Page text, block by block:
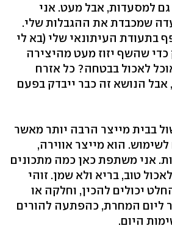
גם למסעדות, אבל מעט. אני
שמכבדת את ההגבלות שלי.
בתעודת העיתונאי שלי (בא לי
כדי שהשף יזוז מעט מהיצירה
לאכול בבטחה? כל אזרח
אבל הנושא זה כבר ייבדק בפעם
בבית מייצר הרבה יותר מאשר
לשימוש. הוא מייצר אווירה,
אני משתפת כאן כמה מתכונים
טוב, בריא ולא שמן. זוהי
יכולים להכין, וחלקה או
ליום המחרת, כהפתעה להורים
היום.